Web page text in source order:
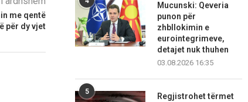
me qentë
për dy vjet
Mucunski: Qeveria
punon për
zhbllokimin e
eurointegrimeve,
detajet nuk thuhen
03.08.2026 16:35
5
Regjistrohet tërmet